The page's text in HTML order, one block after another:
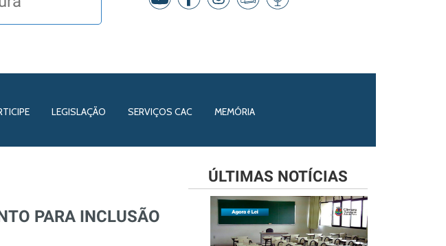
LEGISLAÇÃO SERVIÇOS CAC MEMÓRIA
PARA INCLUSÃO
ÚLTIMAS NOTÍCIAS